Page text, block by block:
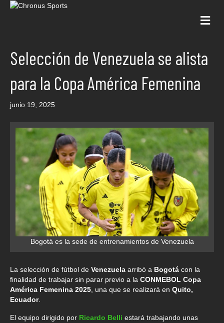
Selección de Venezuela se alista
para la Copa América Femenina
junio 19, 2025
Bogotá es la sede de entrenamientos de Venezuela
La selección de fútbol de Venezuela arribó a Bogotá con la
finalidad de trabajar sin parar previo a la CONMEBOL Copa
América Femenina 2025, una que se realizará en Quito,
Ecuador.
El equipo dirigido por Ricardo Belli estará trabajando unas